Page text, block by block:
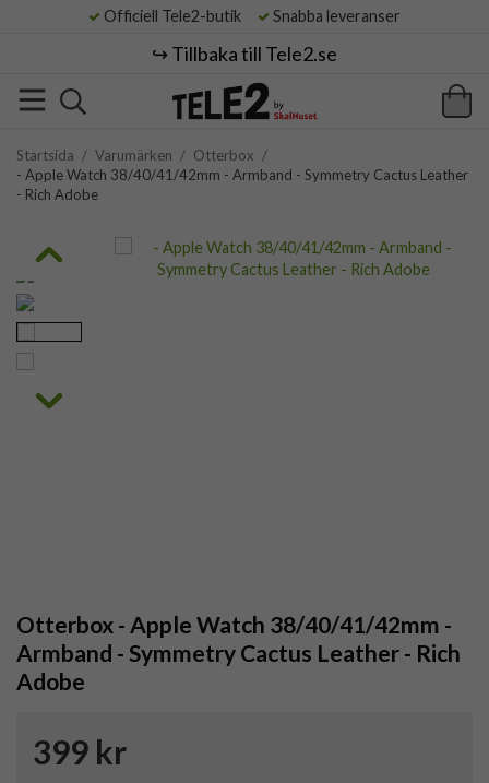
Officiell Tele2-butik Snabba leveranser
↪️ Tillbaka till Tele2.se
Startsida / Varumärken / Otterbox /
- Apple Watch 38/40/41/42mm - Armband - Symmetry Cactus Leather
- Rich Adobe
Otterbox - Apple Watch 38/40/41/42mm -
Armband - Symmetry Cactus Leather - Rich
Adobe
399 kr